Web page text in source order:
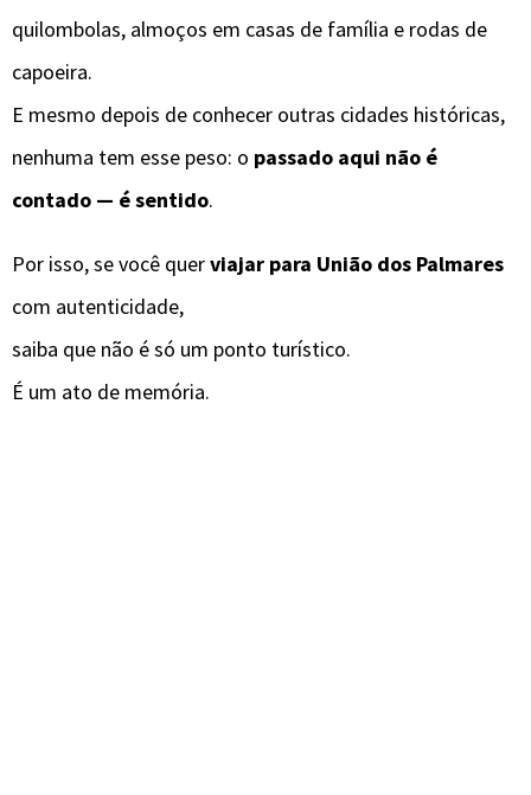
quilombolas, almoços em casas de família e rodas de
capoeira.
E mesmo depois de conhecer outras cidades históricas,
nenhuma tem esse peso: o passado aqui não é
contado — é sentido.
Por isso, se você querviajar para União dos Palmares
com autenticidade,
saiba que não é só um ponto turístico.
É um ato de memória.